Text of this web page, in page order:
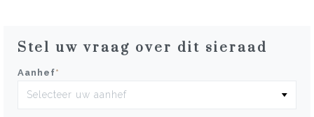
Stel uw vraag over dit sieraad
Aanhef*